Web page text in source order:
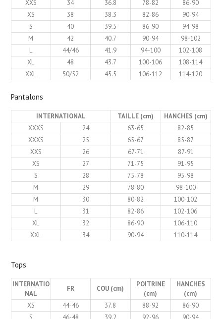
XXS 34 36.8 78-82
86-90
XS
38 38.3 82-86
90-94
S
40 39.5 86-90
94-98
M
42 40.7 90-94
98-102
L
44/46 41.9 94-100
102-108
XL
48 43.7 100-106
108-114
XXL
50/52 45.5 106-112 114-120
Pantalons
INTERNATIONAL TAILLE (cm)
HANCHES (cm)
XXXS
24 63-65
82-85
XXXS
25 65-67
85-87
XXS
26 67-71
87-91
XS
27 71-75
91-95
S
28 75-78
95-98
M
29 78-80
98-100
M
30 80-82
100-102
L
31 82-86
102-106
XL
32 86-90
106-110
XXL
34 90-94 110-114
Tops
INTERNATIO
NAL
FR COU (cm)
POITRINE
(cm)
HANCHES
(cm)
XS
44-46 37.8 88-92
86-90